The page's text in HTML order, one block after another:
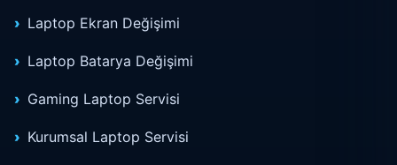
Laptop Ekran Değişimi
Laptop Batarya Değişimi
Gaming Laptop Servisi
Kurumsal Laptop Servisi